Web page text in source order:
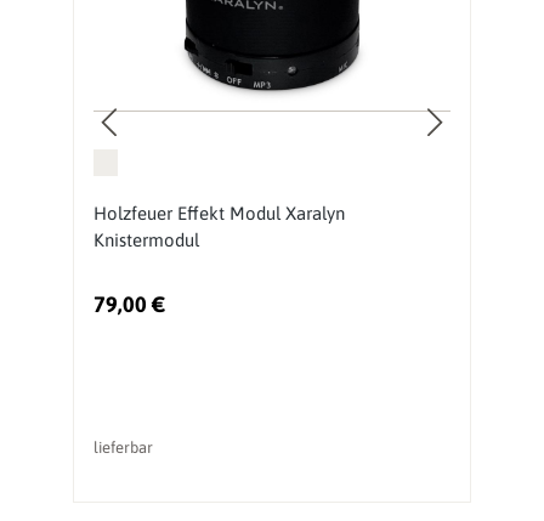
Holzfeuer Effekt Modul Xaralyn
Knistermodul
79,00 €
lieferbar